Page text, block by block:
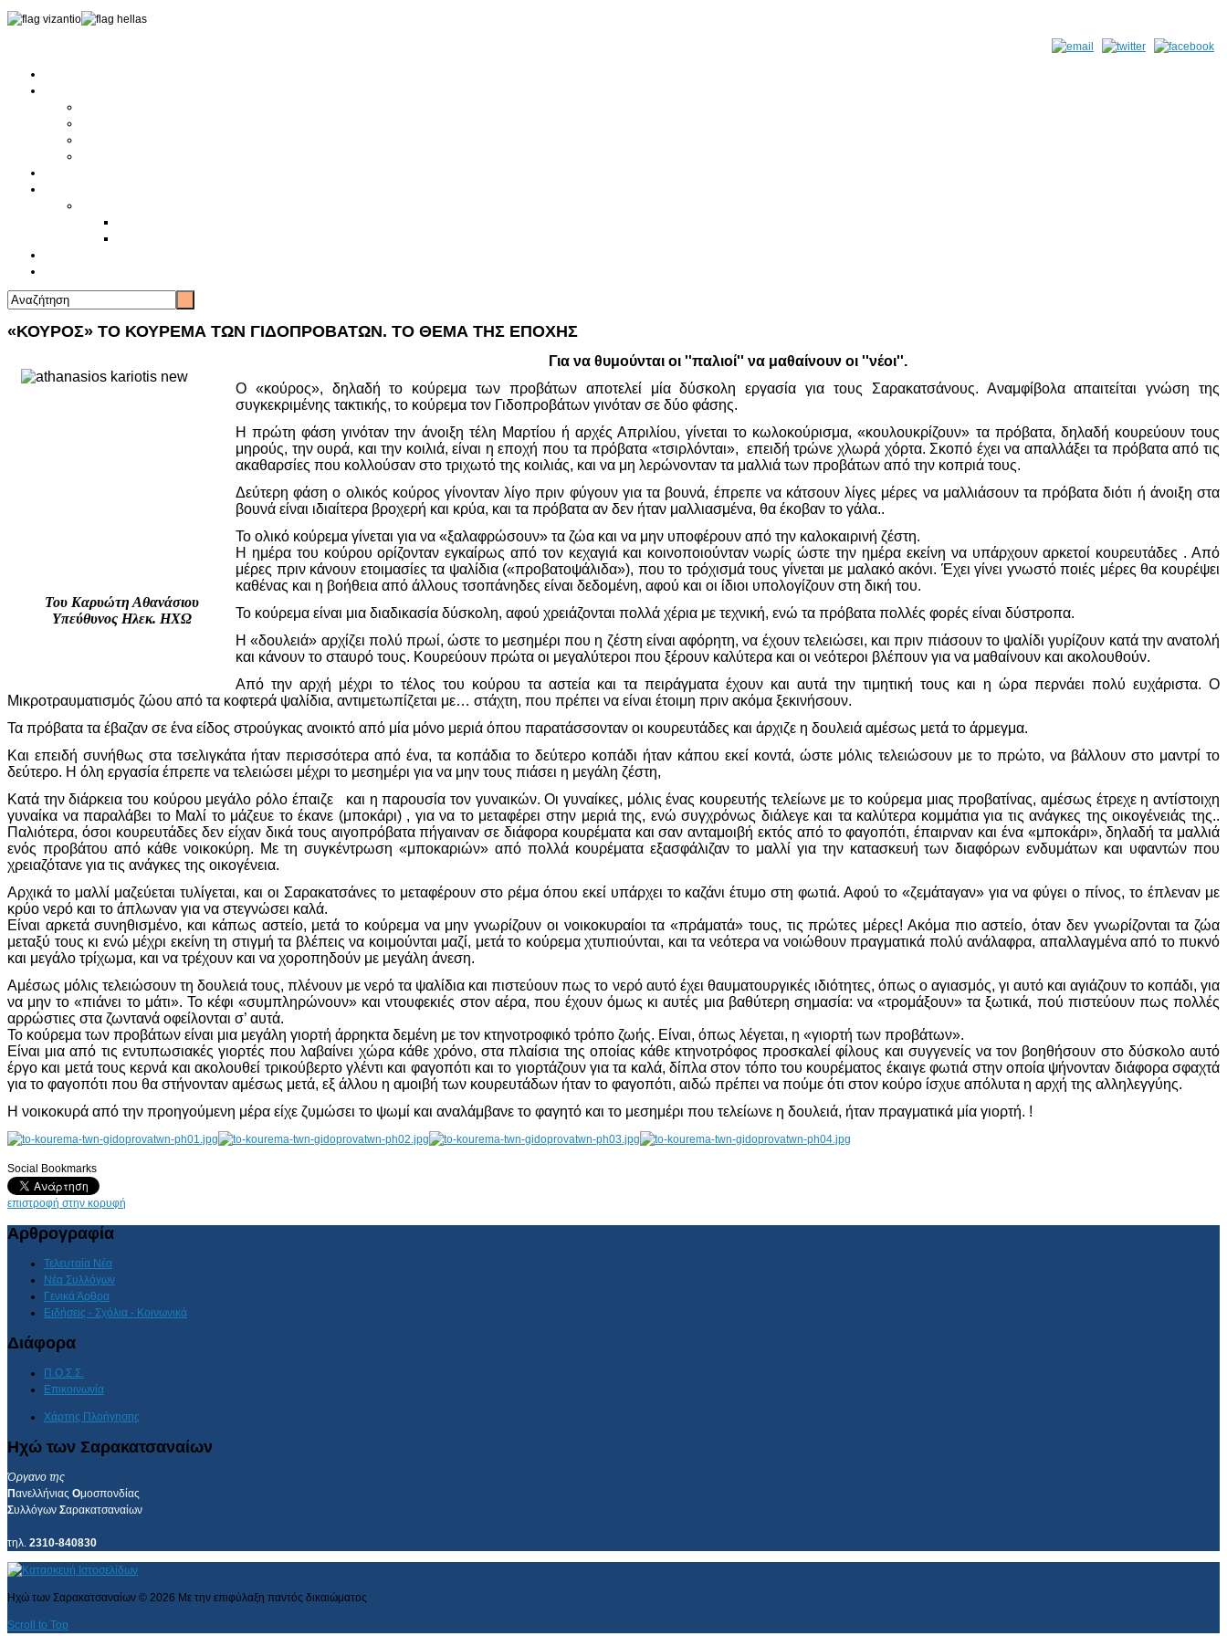
«ΚΟΥΡΟΣ» ΤΟ ΚΟΥΡΕΜΑ ΤΩΝ ΓΙΔΟΠΡΟΒΑΤΩΝ. ΤΟ ΘΕΜΑ ΤΗΣ ΕΠΟΧΗΣ
Του Καρυώτη Αθανάσιου
Υπεύθυνος Ηλεκ. ΗΧΩ
Για να θυμούνται οι ''παλιοί'' να μαθαίνουν οι ''νέοι''.
Ο «κούρος», δηλαδή το κούρεμα των προβάτων αποτελεί μία δύσκολη εργασία για τους Σαρακατσάνους. Αναμφίβολα απαιτείται γνώση της
συγκεκριμένης τακτικής, το κούρεμα τον Γιδοπροβάτων γινόταν σε δύο φάσης.
Η πρώτη φάση γινόταν την άνοιξη τέλη Μαρτίου ή αρχές Απριλίου, γίνεται το κωλοκούρισμα, «κουλουκρίζουν» τα πρόβατα, δηλαδή κουρεύουν τους
μηρούς, την ουρά, και την κοιλιά, είναι η εποχή που τα πρόβατα «τσιρλόνται», επειδή τρώνε χλωρά χόρτα. Σκοπό έχει να απαλλάξει τα πρόβατα από τις
ακαθαρσίες που κολλούσαν στο τριχωτό της κοιλιάς, και να μη λερώνονταν τα μαλλιά των προβάτων από την κοπριά τους.
Δεύτερη φάση ο ολικός κούρος γίνονταν λίγο πριν φύγουν για τα βουνά, έπρεπε να κάτσουν λίγες μέρες να μαλλιάσουν τα πρόβατα διότι ή άνοιξη στα
βουνά είναι ιδιαίτερα βροχερή και κρύα, και τα πρόβατα αν δεν ήταν μαλλιασμένα, θα έκοβαν το γάλα..
Το ολικό κούρεμα γίνεται για να «ξαλαφρώσουν» τα ζώα και να μην υποφέρουν από την καλοκαιρινή ζέστη.
Η ημέρα του κούρου ορίζονταν εγκαίρως από τον κεχαγιά και κοινοποιούνταν νωρίς ώστε την ημέρα εκείνη να υπάρχουν αρκετοί κουρευτάδες . Από
μέρες πριν κάνουν ετοιμασίες τα ψαλίδια («προβατοψάλιδα»), που το τρόχισμά τους γίνεται με μαλακό ακόνι. Έχει γίνει γνωστό ποιές μέρες θα κουρέψει
καθένας και η βοήθεια από άλλους τσοπάνηδες είναι δεδομένη, αφού και οι ίδιοι υπολογίζουν στη δική του.
Το κούρεμα είναι μια διαδικασία δύσκολη, αφού χρειάζονται πολλά χέρια με τεχνική, ενώ τα πρόβατα πολλές φορές είναι δύστροπα.
Η «δουλειά» αρχίζει πολύ πρωί, ώστε το μεσημέρι που η ζέστη είναι αφόρητη, να έχουν τελειώσει, και πριν πιάσουν το ψαλίδι γυρίζουν κατά την ανατολή
και κάνουν το σταυρό τους. Κουρεύουν πρώτα οι μεγαλύτεροι που ξέρουν καλύτερα και οι νεότεροι βλέπουν για να μαθαίνουν και ακολουθούν.
Από την αρχή μέχρι το τέλος του κούρου τα αστεία και τα πειράγματα έχουν και αυτά την τιμητική τους και η ώρα περνάει πολύ ευχάριστα. Ο
Μικροτραυματισμός ζώου από τα κοφτερά ψαλίδια, αντιμετωπίζεται με… στάχτη, που πρέπει να είναι έτοιμη πριν ακόμα ξεκινήσουν.
Τα πρόβατα τα έβαζαν σε ένα είδος στρούγκας ανοικτό από μία μόνο μεριά όπου παρατάσσονταν οι κουρευτάδες και άρχιζε η δουλειά αμέσως μετά το άρμεγμα.
Και επειδή συνήθως στα τσελιγκάτα ήταν περισσότερα από ένα, τα κοπάδια το δεύτερο κοπάδι ήταν κάπου εκεί κοντά, ώστε μόλις τελειώσουν με το πρώτο, να βάλλουν στο μαντρί το
δεύτερο. Η όλη εργασία έπρεπε να τελειώσει μέχρι το μεσημέρι για να μην τους πιάσει η μεγάλη ζέστη,
Κατά την διάρκεια του κούρου μεγάλο ρόλο έπαιζε και η παρουσία τον γυναικών. Οι γυναίκες, μόλις ένας κουρευτής τελείωνε με το κούρεμα μιας προβατίνας, αμέσως έτρεχε η αντίστοιχη
γυναίκα να παραλάβει το Μαλί το μάζευε το έκανε (μποκάρι) , για να το μεταφέρει στην μεριά της, ενώ συγχρόνως διάλεγε και τα καλύτερα κομμάτια για τις ανάγκες της οικογένειάς της..
Παλιότερα, όσοι κουρευτάδες δεν είχαν δικά τους αιγοπρόβατα πήγαιναν σε διάφορα κουρέματα και σαν ανταμοιβή εκτός από το φαγοπότι, έπαιρναν και ένα «μποκάρι», δηλαδή τα μαλλιά
ενός προβάτου από κάθε νοικοκύρη. Με τη συγκέντρωση «μποκαριών» από πολλά κουρέματα εξασφάλιζαν το μαλλί για την κατασκευή των διαφόρων ενδυμάτων και υφαντών που
χρειαζότανε για τις ανάγκες της οικογένεια.
Αρχικά το μαλλί μαζεύεται τυλίγεται, και οι Σαρακατσάνες το μεταφέρουν στο ρέμα όπου εκεί υπάρχει το καζάνι έτυμο στη φωτιά. Αφού το «ζεμάταγαν» για να φύγει ο πίνος, το έπλεναν με
κρύο νερό και το άπλωναν για να στεγνώσει καλά.
Είναι αρκετά συνηθισμένο, και κάπως αστείο, μετά το κούρεμα να μην γνωρίζουν οι νοικοκυραίοι τα «πράματά» τους, τις πρώτες μέρες! Ακόμα πιο αστείο, όταν δεν γνωρίζονται τα ζώα
μεταξύ τους κι ενώ μέχρι εκείνη τη στιγμή τα βλέπεις να κοιμούνται μαζί, μετά το κούρεμα χτυπιούνται, και τα νεότερα να νοιώθουν πραγματικά πολύ ανάλαφρα, απαλλαγμένα από το πυκνό
και μεγάλο τρίχωμα, και να τρέχουν και να χοροπηδούν με μεγάλη άνεση.
Αμέσως μόλις τελειώσουν τη δουλειά τους, πλένουν με νερό τα ψαλίδια και πιστεύουν πως το νερό αυτό έχει θαυματουργικές ιδιότητες, όπως ο αγιασμός, γι αυτό και αγιάζουν το κοπάδι, για
να μην το «πιάνει το μάτι». Το κέφι «συμπληρώνουν» και ντουφεκιές στον αέρα, που έχουν όμως κι αυτές μια βαθύτερη σημασία: να «τρομάξουν» τα ξωτικά, πού πιστεύουν πως πολλές
αρρώστιες στα ζωντανά οφείλονται σ’ αυτά.
Το κούρεμα των προβάτων είναι μια μεγάλη γιορτή άρρηκτα δεμένη με τον κτηνοτροφικό τρόπο ζωής. Είναι, όπως λέγεται, η «γιορτή των προβάτων».
Είναι μια από τις εντυπωσιακές γιορτές που λαβαίνει χώρα κάθε χρόνο, στα πλαίσια της οποίας κάθε κτηνοτρόφος προσκαλεί φίλους και συγγενείς να τον βοηθήσουν στο δύσκολο αυτό
έργο και μετά τους κερνά και ακολουθεί τρικούβερτο γλέντι και φαγοπότι και το γιορτάζουν για τα καλά, δίπλα στον τόπο του κουρέματος έκαιγε φωτιά στην οποία ψήνονταν διάφορα σφαχτά
για το φαγοπότι που θα στήνονταν αμέσως μετά, εξ άλλου η αμοιβή των κουρευτάδων ήταν το φαγοπότι, αιδώ πρέπει να πούμε ότι στον κούρο ίσχυε απόλυτα η αρχή της αλληλεγγύης.
Η νοικοκυρά από την προηγούμενη μέρα είχε ζυμώσει το ψωμί και αναλάμβανε το φαγητό και το μεσημέρι που τελείωνε η δουλειά, ήταν πραγματικά μία γιορτή. !
AdmirorGallery 4.5.0 , author/s
Social Bookmarks
επιστροφή στην κορυφή
Αρθρογραφία
Τελευταία Νέα
Νέα Συλλόγων
Γενικά Άρθρα
Ειδήσεις - Σχόλια - Κοινωνικά
Διάφορα
Π.Ο.Σ.Σ.
Επικοινωνία
Χάρτης Πλοήγησης
Ηχώ των Σαρακατσαναίων
Όργανο της
Πανελλήνιας Ομοσπονδίας
Συλλόγων Σαρακατσαναίων
τηλ. 2310-840830
Ηχώ των Σαρακατσαναίων © 2026 Με την επιφύλαξη παντός δικαιώματος
Scroll to Top